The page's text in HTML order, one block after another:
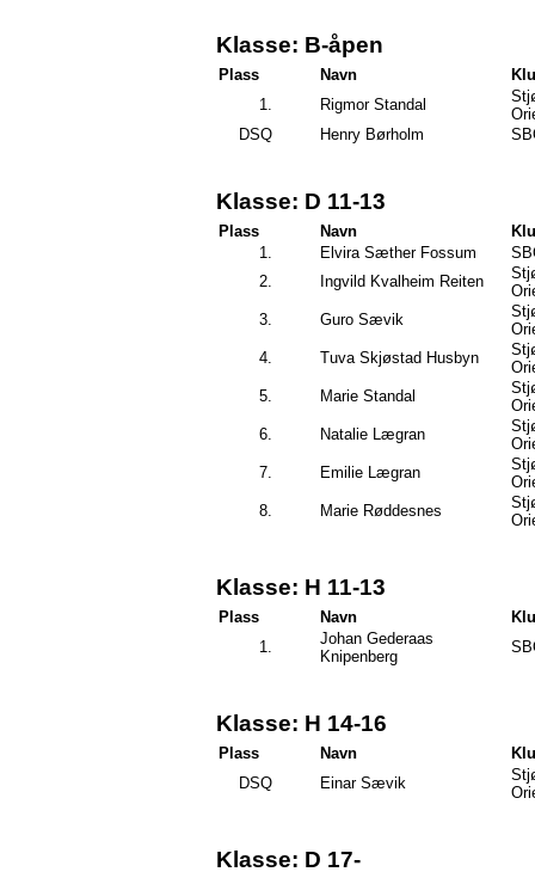
Klasse: B-åpen
Plass Navn
1.
Rigmor Standal
DSQ
Henry Børholm
Klasse: D 11-13
Plass Navn
1.
Elvira Sæther Fossum
2.
Ingvild Kvalheim Reiten
3.
Guro Sævik
4.
Tuva Skjøstad Husbyn
5.
Marie Standal
6.
Natalie Lægran
7.
Emilie Lægran
8.
Marie Røddesnes
Klasse: H 11-13
Plass Navn
1.
Johan Gederaas
Knipenberg
Klasse: H 14-16
Plass Navn
DSQ
Einar Sævik
Klasse: D 17-